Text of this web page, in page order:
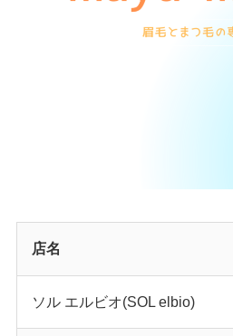
店名
ソル エルビオ(SOL elbio)